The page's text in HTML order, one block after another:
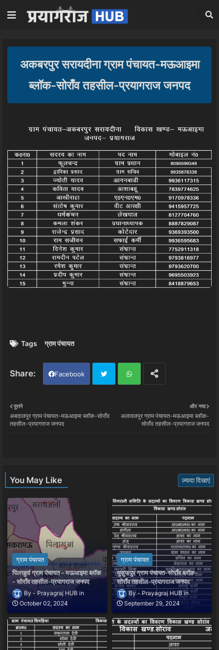
अकबरपुर सरायदीना ग्राम पंचायत-मऊआइमा
ब्लॉक-सोराँव तहसील-प्रयागराज जनपद
Tags ग्राम पंचायत
Facebook
tter ats
और नया
अलावलपुर ग्राम पंचायत-मऊआइमा ब्लॉक-
सोराँव तहसील-प्रयागराज जनपद
पुराने
अबदालपुर ग्राम पंचायत-मऊआइमा ब्लॉक-सोराँव
तहसील-प्रयागराज जनपद
You May Like ज़्यादा दिखाएं
ग्राम पंचायत
पिलखुवां ग्राम पंचायत - मऊआइमा ब्लॉक
- सोराँव तहसील-प्रयागराज जनपद
Prayagraj HUB
October 02, 2024
ग्राम पंचायत
युसुफपुर ग्राम पंचायत-सोराँव ब्लॉक-
सोराँव तहसील-प्रयागराज जनपद
Prayagraj HUB
September 29, 2024